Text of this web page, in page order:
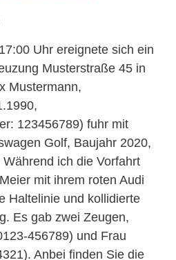
Uhr ereignete sich ein
Musterstraße 45 in
Mustermann,
123456789) fuhr mit
Golf, Baujahr 2020,
ich die Vorfahrt
mit ihrem roten Audi
Haltelinie und kollidierte
Es gab zwei Zeugen,
456789) und Frau
Anbei finden Sie die